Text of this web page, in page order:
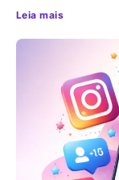
Leia mais